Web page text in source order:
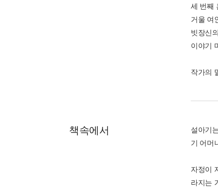
세 번째
거울 여
빗장신
이야기
작가의
책속에서
설아기
기 어머
자정이
라지는